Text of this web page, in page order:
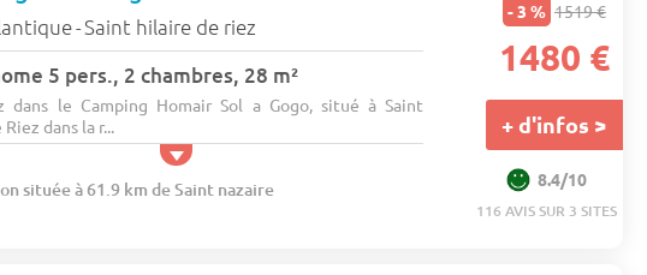
-Saint hilaire de riez
5 pers., 2 chambres, 28 m²
dans le Camping Homair Sol a Gogo, situé à Saint
dans la r...
située à 61.9 km de Saint nazaire
- 3 % 1519 €
1480 €
+ d'infos >
8.4/10
116 AVIS SUR 3 SITES